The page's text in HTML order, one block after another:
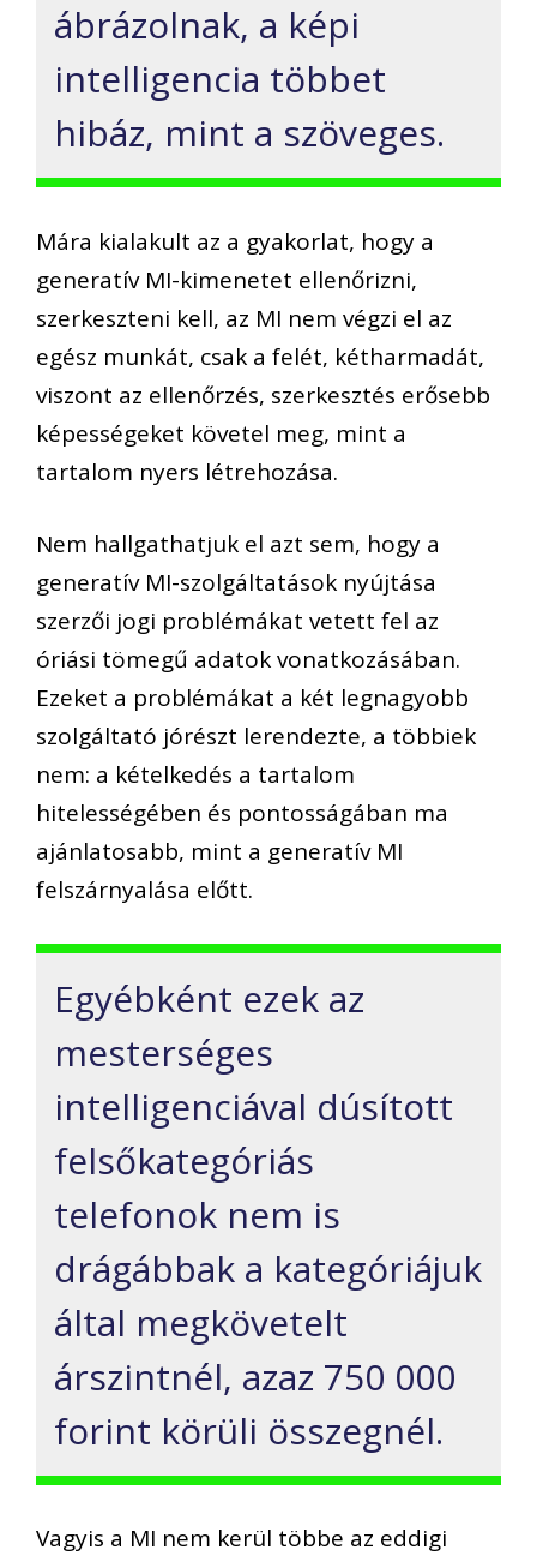
ábrázolnak, a képi
intelligencia többet
hibáz, mint a szöveges.
Mára kialakult az a gyakorlat, hogy a
generatív MI-kimenetet ellenőrizni,
szerkeszteni kell, az MI nem végzi el az
egész munkát, csak a felét, kétharmadát,
viszont az ellenőrzés, szerkesztés erősebb
képességeket követel meg, mint a
tartalom nyers létrehozása.
Nem hallgathatjuk el azt sem, hogy a
generatív MI-szolgáltatások nyújtása
szerzői jogi problémákat vetett fel az
óriási tömegű adatok vonatkozásában.
Ezeket a problémákat a két legnagyobb
szolgáltató jórészt lerendezte, a többiek
nem: a kételkedés a tartalom
hitelességében és pontosságában ma
ajánlatosabb, mint a generatív MI
felszárnyalása előtt.
Egyébként ezek az
mesterséges
intelligenciával dúsított
felsőkategóriás
telefonok nem is
drágábbak a kategóriájuk
által megkövetelt
árszintnél, azaz 750 000
forint körüli összegnél.
Vagyis a MI nem kerül többe az eddigi